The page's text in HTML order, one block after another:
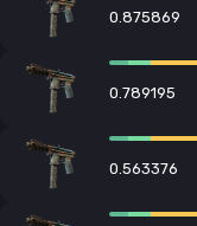
0.875869
0.789195
0.563376